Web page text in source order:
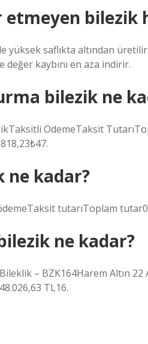
bilezik
yüksek saflıkta altından
değer kaybını en aza indirir.
bilezik ne
ÖdemeTaksit
ne kadar?
tutarıToplam
ne kadar?
– BZK164Harem Altın
TL16.